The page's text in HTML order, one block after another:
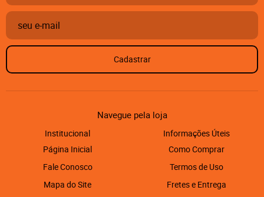
Cadastrar
Navegue pela loja
Institucional
Página Inicial
Fale Conosco
Mapa do Site
Informações Úteis
Como Comprar
Termos de Uso
Fretes e Entrega